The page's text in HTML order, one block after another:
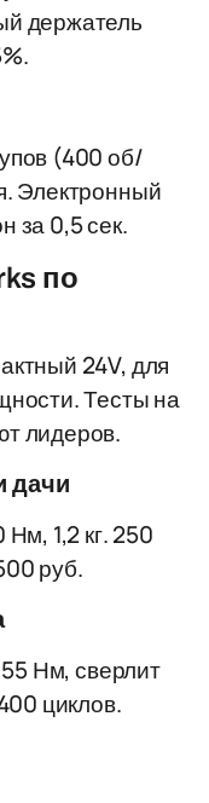
держатель
(400 об/
Электронный
за 0,5 сек.
по
24V, для
Тесты на
лидеров.
дачи
1,2 кг. 250
руб.
Нм, сверлит
циклов.